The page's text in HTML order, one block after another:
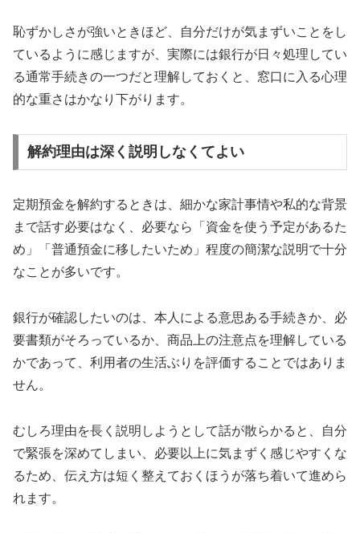
恥ずかしさが強いときほど、自分だけが気まずいことをし
ているように感じますが、実際には銀行が日々処理してい
る通常手続きの一つだと理解しておくと、窓口に入る心理
的な重さはかなり下がります。
解約理由は深く説明しなくてよい
定期預金を解約するときは、細かな家計事情や私的な背景
まで話す必要はなく、必要なら「資金を使う予定があるた
め」「普通預金に移したいため」程度の簡潔な説明で十分
なことが多いです。
銀行が確認したいのは、本人による意思ある手続きか、必
要書類がそろっているか、商品上の注意点を理解している
かであって、利用者の生活ぶりを評価することではありま
せん。
むしろ理由を長く説明しようとして話が散らかると、自分
で緊張を深めてしまい、必要以上に気まずく感じやすくな
るため、伝え方は短く整えておくほうが落ち着いて進めら
れます。